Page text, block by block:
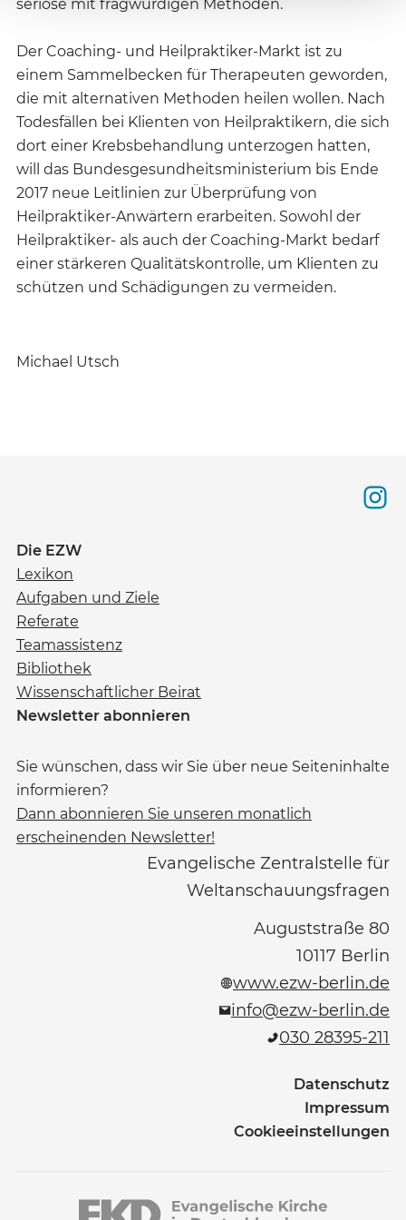
seriöse mit fragwürdigen Methoden.
Der Coaching- und Heilpraktiker-Markt ist zu
einem Sammelbecken für Therapeuten geworden,
die mit alternativen Methoden heilen wollen. Nach
Todesfällen bei Klienten von Heilpraktikern, die sich
dort einer Krebsbehandlung unterzogen hatten,
will das Bundesgesundheitsministerium bis Ende
2017 neue Leitlinien zur Überprüfung von
Heilpraktiker-Anwärtern erarbeiten. Sowohl der
Heilpraktiker- als auch der Coaching-Markt bedarf
einer stärkeren Qualitätskontrolle, um Klienten zu
schützen und Schädigungen zu vermeiden.
Michael Utsch
Die EZW
Lexikon
Aufgaben und Ziele
Referate
Teamassistenz
Bibliothek
Wissenschaftlicher Beirat
Newsletter abonnieren
Sie wünschen, dass wir Sie über neue Seiteninhalte
informieren?
Dann abonnieren Sie unseren monatlich
erscheinenden Newsletter!
Evangelische Zentralstelle für
Weltanschauungsfragen
Auguststraße 80
10117 Berlin
www.ezw-berlin.de
info@ezw-berlin.de
030 28395-211
Datenschutz
Impressum
Cookieeinstellungen